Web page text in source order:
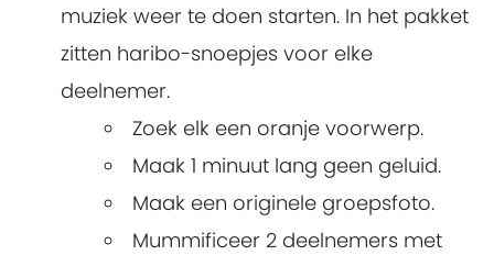
muziek weer te doen starten. In het pakket
zitten haribo-snoepjes voor elke
deelnemer.
Zoek elk een oranje voorwerp.
Maak 1 minuut lang geen geluid.
Maak een originele groepsfoto.
Mummificeer 2 deelnemers met